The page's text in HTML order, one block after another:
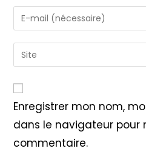
name
or
to
comment
Enter
your
email
address
Saisir
l’URL
votre
site
(facultatif)
Enregistrer mon nom,
dans le navigateur pour
commentaire.